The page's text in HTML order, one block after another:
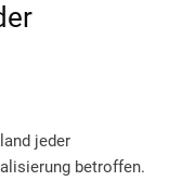
jeder
betroffen.